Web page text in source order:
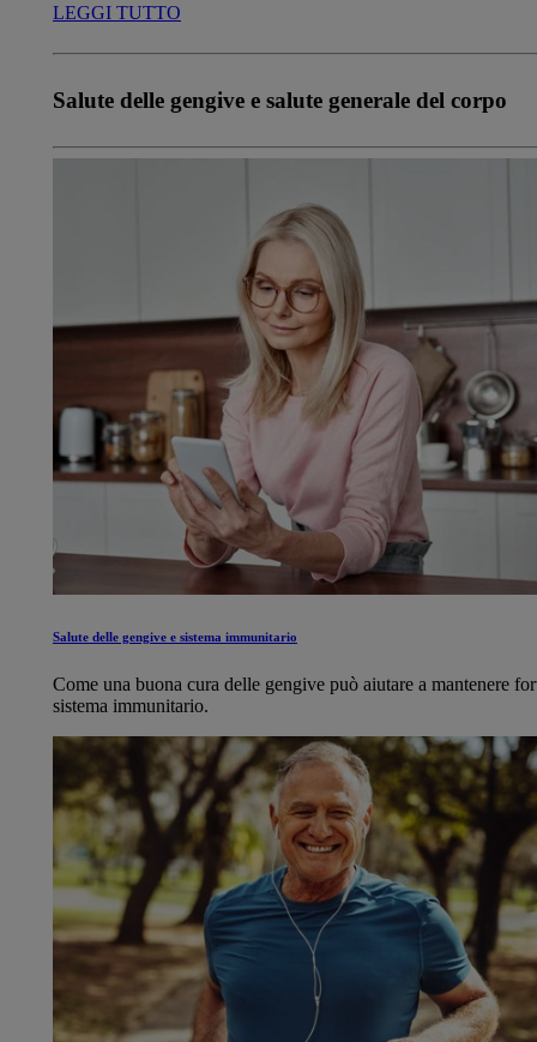
LEGGI TUTTO
Salute delle gengive e salute generale del corpo
Salute delle gengive e sistema immunitario
Come una buona cura delle gengive può aiutare a mantenere
sistema immunitario.